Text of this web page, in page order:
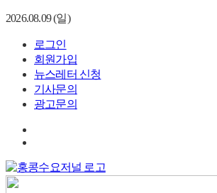
2026.08.09 (일)
로그인
회원가입
뉴스레터 신청
기사문의
광고문의